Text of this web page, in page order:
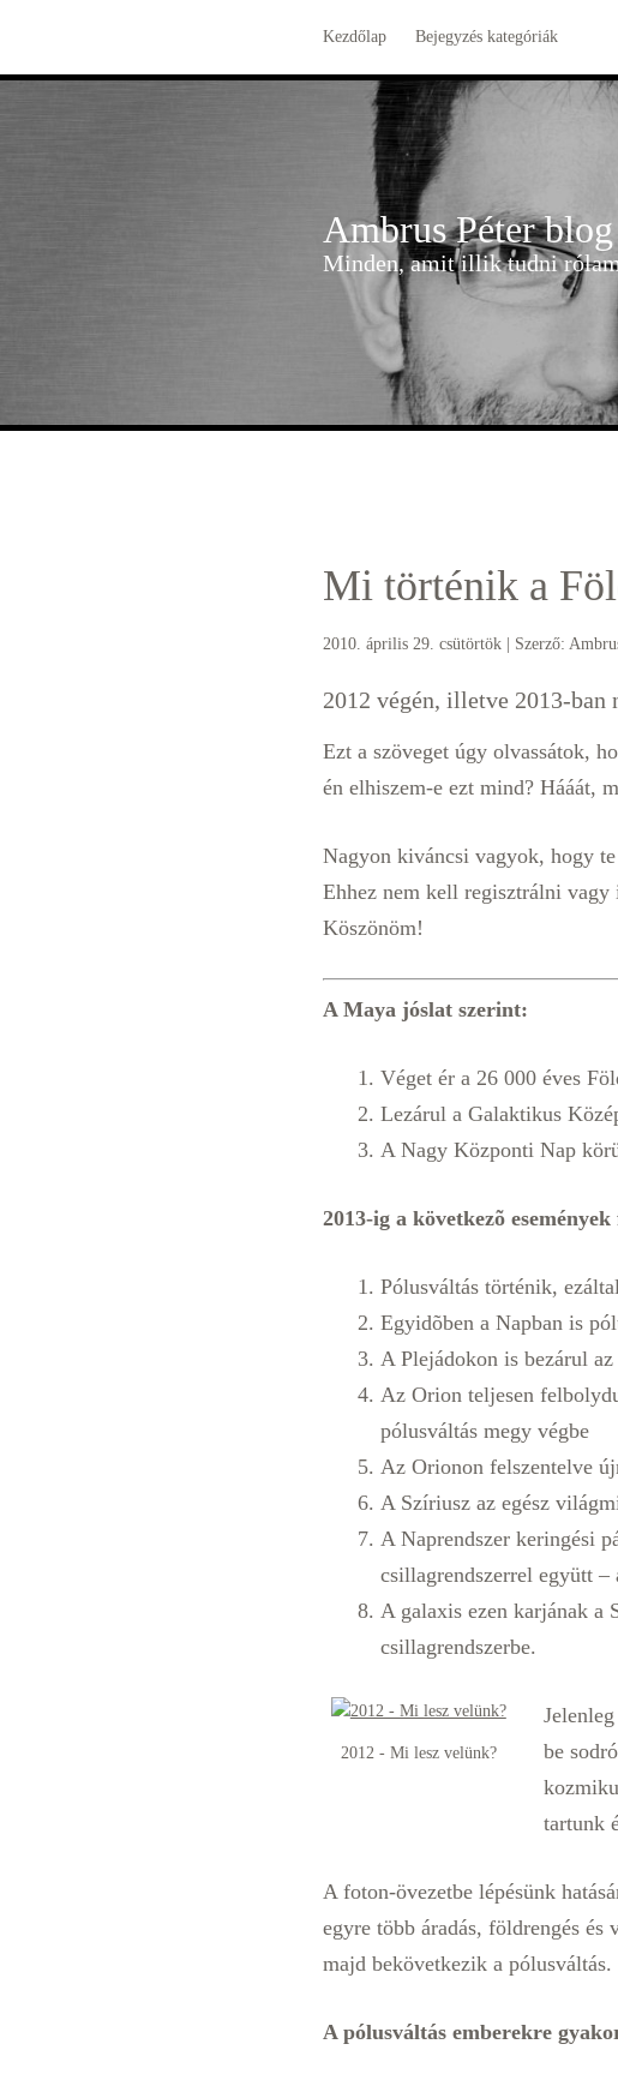
Kezdőlap Bejegyzés kategóriák
Ambrus Péter blog
Minden, amit illik tudni
Mi történik a
2010. április 29. csütörtök| Szerző:
2012 végén, illetve 2013-ban
Ezt a szöveget úgy olvassátok,
én elhiszem-e ezt mind? Hááát,
Nagyon kiváncsi vagyok, hogy
Ehhez nem kell regisztrálni vagy
Köszönöm!
A Maya jóslat szerint:
Véget ér a 26 000 éves
Lezárul a Galaktikus
A Nagy Központi Nap
2013-ig a következõ
Pólusváltás történik,
Egyidõben a Napban is
A Plejádokon is bezárul
Az Orion teljesen
pólusváltás megy végbe
Az Orionon felszentelve
A Szíriusz az egész
A Naprendszer keringési
csillagrendszerrel együtt
A galaxis ezen karjának
csillagrendszerbe.
2012 - Mi lesz velünk?
be
tartunk
A foton-övezetbe lépésünk
egyre több áradás, földrengés
majd bekövetkezik a pólusváltás.
A pólusváltás emberekre